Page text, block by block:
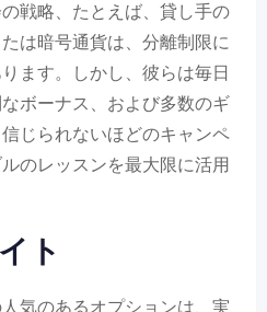
戦略、たとえば、貸し手の
は暗号通貨は、分離制限に
ます。しかし、彼らは毎日
ボーナス、および多数のギ
じられないほどのキャンペ
のレッスンを最大限に活用
ト
気のあるオプションは、実